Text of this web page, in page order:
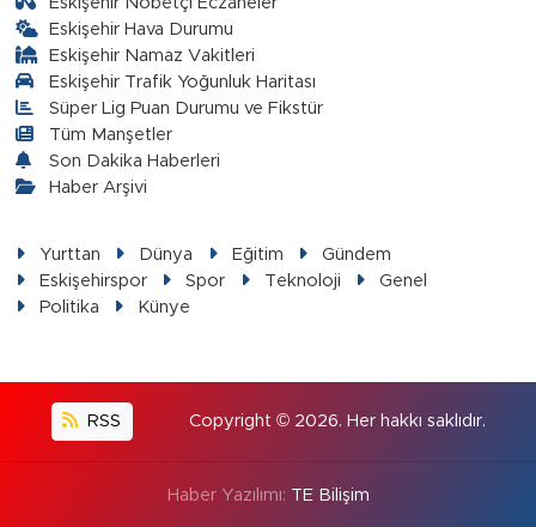
Eskişehir Hava Durumu
Eskişehir Namaz Vakitleri
Eskişehir Trafik Yoğunluk Haritası
Süper Lig Puan Durumu ve Fikstür
Tüm Manşetler
Son Dakika Haberleri
Haber Arşivi
Yurttan Dünya Eğitim
Gündem
Eskişehirspor
Spor Teknoloji
Genel
Politika
Künye
RSS Copyright © 2026. Her hakkı saklıdır.
Haber Yazılımı: TE Bilişim